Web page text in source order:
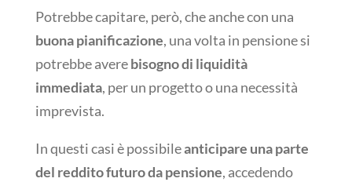
Potrebbe capitare, però, che anche con una
buona pianificazione, una volta in pensione si
potrebbe averebisogno di liquidità
immediata, per un progetto o una necessità
imprevista.
In questi casi è possibileanticipare una parte
del reddito futuro da pensione, accedendo